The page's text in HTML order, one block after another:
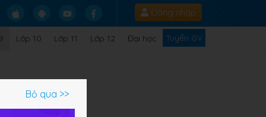
Đăng nhập
Lớp 10 Lớp 11 Lớp 12 Đại học Tuyển GV
Bỏ qua >>